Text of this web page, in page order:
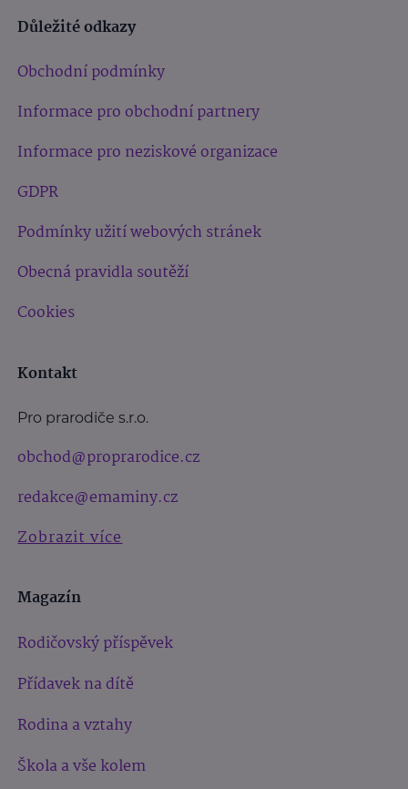
Důležité odkazy
Obchodní podmínky
Informace pro obchodní partnery
Informace pro neziskové organizace
GDPR
Podmínky užití webových stránek
Obecná pravidla soutěží
Cookies
Kontakt
Pro prarodiče s.r.o.
obchod@proprarodice.cz
redakce@emaminy.cz
Zobrazit více
Magazín
Rodičovský příspěvek
Přídavek na dítě
Rodina a vztahy
Škola a vše kolem